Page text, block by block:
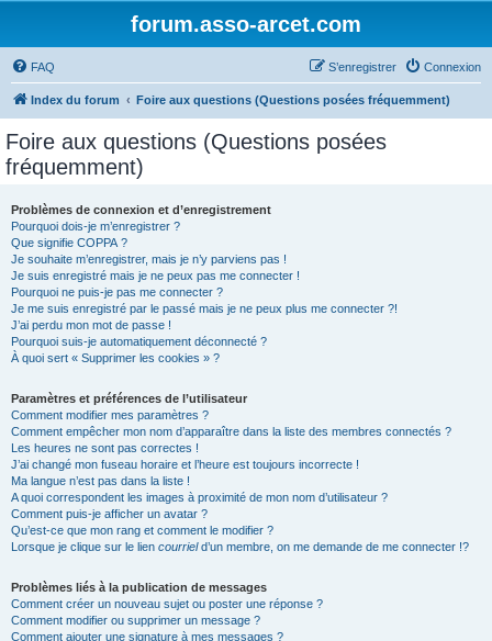
forum.asso-arcet.com
FAQ Connexion
S’enregistrer
Index du forum Foire aux questions (Questions posées fréquemment)
Foire aux questions (Questions posées
fréquemment)
Problèmes de connexion et d’enregistrement
Pourquoi dois-je m’enregistrer ?
Que signifie COPPA ?
Je souhaite m’enregistrer, mais je n’y parviens pas !
Je suis enregistré mais je ne peux pas me connecter !
Pourquoi ne puis-je pas me connecter ?
Je me suis enregistré par le passé mais je ne peux plus me connecter ?!
J’ai perdu mon mot de passe !
Pourquoi suis-je automatiquement déconnecté ?
À quoi sert « Supprimer les cookies » ?
Paramètres et préférences de l’utilisateur
Comment modifier mes paramètres ?
Comment empêcher mon nom d’apparaître dans la liste des membres connectés ?
Les heures ne sont pas correctes !
J’ai changé mon fuseau horaire et l’heure est toujours incorrecte !
Ma langue n’est pas dans la liste !
A quoi correspondent les images à proximité de mon nom d’utilisateur ?
Comment puis-je afficher un avatar ?
Qu’est-ce que mon rang et comment le modifier ?
Lorsque je clique sur le lien courrield’un membre, on me demande de me connecter !?
Problèmes liés à la publication de messages
Comment créer un nouveau sujet ou poster une réponse ?
Comment modifier ou supprimer un message ?
Comment ajouter une signature à mes messages ?